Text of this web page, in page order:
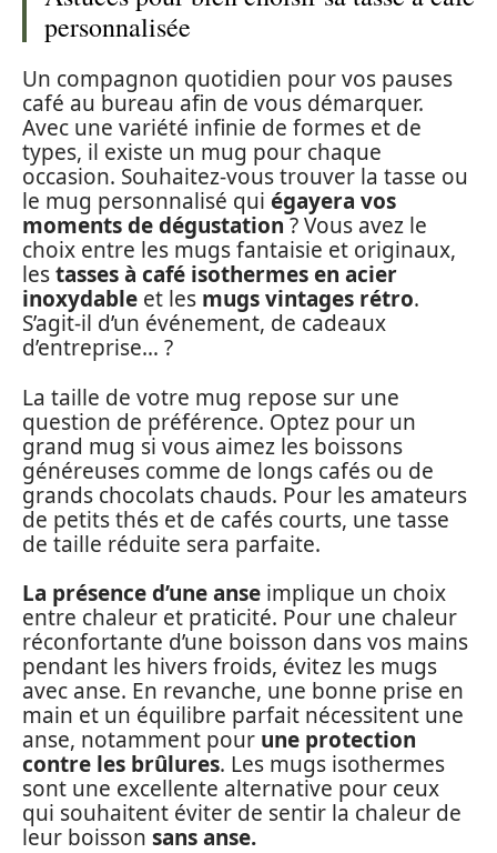
personnalisée
Un compagnon quotidien pour vos pauses
café au bureau afin de vous démarquer.
Avec une variété infinie de formes et de
types, il existe un mug pour chaque
occasion. Souhaitez-vous trouver la tasse ou
le mug personnalisé qui égayera vos
moments de dégustation ? Vous avez le
choix entre les mugs fantaisie et originaux,
lestasses à café isothermes en acier
inoxydable et les mugs vintages rétro.
S’agit-il d’un événement, de cadeaux
d’entreprise… ?
La taille de votre mug repose sur une
question de préférence. Optez pour un
grand mug si vous aimez les boissons
généreuses comme de longs cafés ou de
grands chocolats chauds. Pour les amateurs
de petits thés et de cafés courts, une tasse
de taille réduite sera parfaite.
La présence d’une anse implique un choix
entre chaleur et praticité. Pour une chaleur
réconfortante d’une boisson dans vos mains
pendant les hivers froids, évitez les mugs
avec anse. En revanche, une bonne prise en
main et un équilibre parfait nécessitent une
anse, notamment pour une protection
contre les brûlures. Les mugs isothermes
sont une excellente alternative pour ceux
qui souhaitent éviter de sentir la chaleur de
leur boisson sans anse.